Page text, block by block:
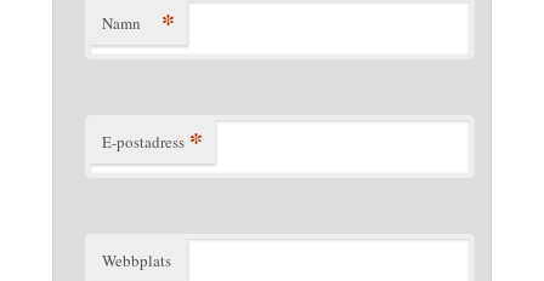
Namn *
E-postadress *
Webbplats